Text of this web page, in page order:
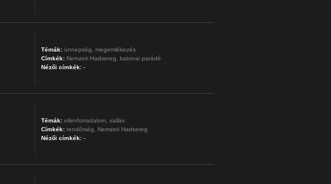
Témák: ünnepség,
megemlékezés
Címkék: Nemzeti Hadsereg,
katonai parádé
Nézői címkék:-
Témák: ellenforradalom, vallás
Címkék: rendőrség,
Nemzeti Hadsereg
Nézői címkék:-